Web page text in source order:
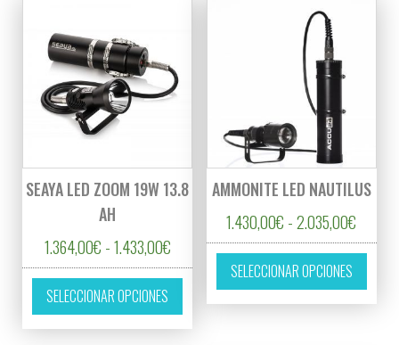
SEAYA LED ZOOM 19W 13.8
AH
1.364,00€ -1.433,00€Rango de precios: desde 1.364,00€
SELECCIONAR OPCIONES
Este producto tiene múltiples variantes.
AMMONITE LED NAUTILUS
1.430,00€ - 2.035,00€
SELECCIONAR OPCIONES
Este